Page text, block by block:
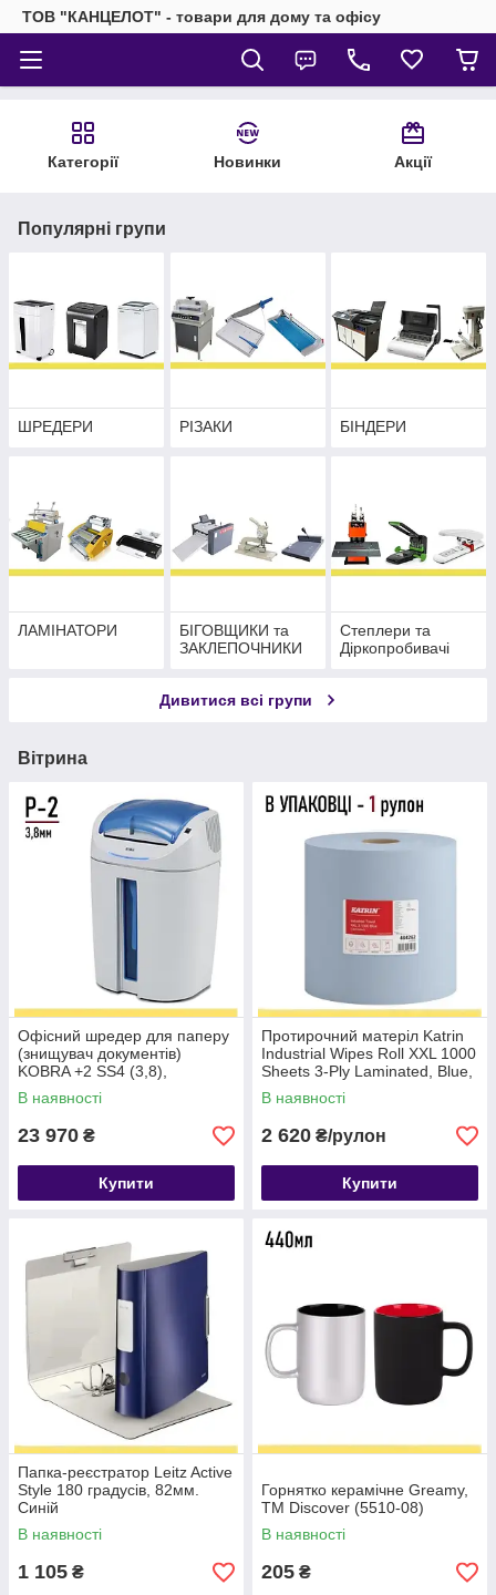
ТОВ "КАНЦЕЛОТ" - товари для дому та офісу
Категорії Новинки Акції
Популярні групи
ШРЕДЕРИ РІЗАКИ БІНДЕРИ
ЛАМІНАТОРИ
БІГОВЩИКИ та
ЗАКЛЕПОЧНИКИ
Степлери та
Діркопробивачі
Дивитися всі групи
Вітрина
Офісний шредер для паперу
(знищувач документів)
KOBRA +2 SS4 (3,8),
поздовжнє різання Р-2
В наявності
23 970 ₴
Купити
Протирочний матеріл Katrin
Industrial Wipes Roll XXL 1000
Sheets 3-Ply Laminated, Blue,
синій (464262)
В наявності
2 620 ₴/рулон
Купити
Папка-реєстратор Leitz Active
Style 180 градусів, 82мм.
Синій
В наявності
1 105 ₴
Горнятко керамічне Greamy,
ТМ Discover (5510-08)
В наявності
205 ₴